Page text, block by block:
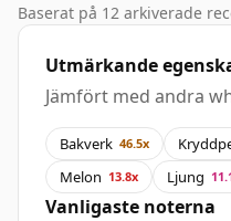
Baserat på 12 arkiverade
Utmärkande
Jämfört med andra
Bakverk 46.5x
Melon 13.8x Ljung
Vanligaste noterna